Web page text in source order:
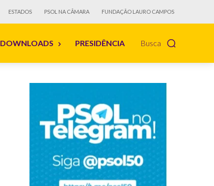
ESTADOS PSOL NA CÂMARA FUNDAÇÃO LAURO CAMPOS
Busca
DOWNLOADS PRESIDÊNCIA